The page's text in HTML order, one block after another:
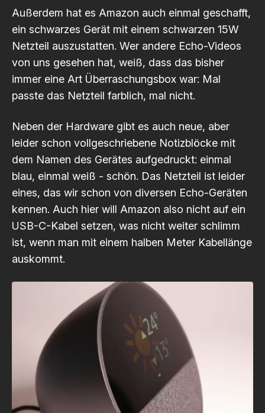
Außerdem hat es Amazon auch einmal geschafft,
ein schwarzes Gerät mit einem schwarzen 15W
Netzteil auszustatten. Wer andere Echo-Videos
von uns gesehen hat, weiß, dass das bisher
immer eine Art Überraschungsbox war: Mal
passte das Netzteil farblich, mal nicht.
Neben der Hardware gibt es auch neue, aber
leider schon vollgeschriebene Notizblöcke mit
dem Namen des Gerätes aufgedruckt: einmal
blau, einmal weiß - schön. Das Netzteil ist leider
eines, das wir schon von diversen Echo-Geräten
kennen. Auch hier will Amazon also nicht auf ein
USB-C-Kabel setzen, was nicht weiter schlimm
ist, wenn man mit einem halben Meter Kabellänge
auskommt.